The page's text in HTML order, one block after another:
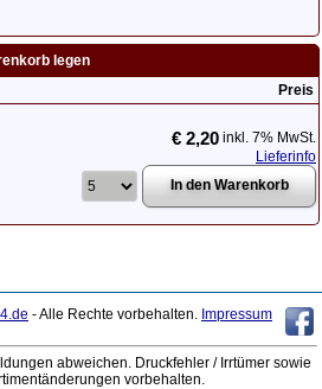
legen
Preis
€ 2,20 inkl. 7% MwSt.
Lieferinfo
- Alle Rechte vorbehalten. Impressum
abweichen. Druckfehler / Irrtümer sowie
vorbehalten.